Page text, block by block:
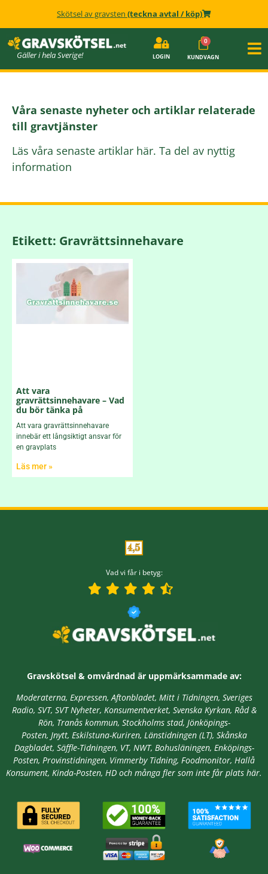
Skötsel av gravsten (teckna avtal / köp)
Gäller i hela Sverige! LOGIN KUNDVAGN
Våra senaste nyheter och artiklar relaterade
till gravtjänster
Läs våra senaste artiklar här. Ta del av nyttig
information
Etikett: Gravrättsinnehavare
Att vara
gravrättsinnehavare – Vad
du bör tänka på
Att vara gravrättsinnehavare
innebär ett långsiktigt ansvar för
en gravplats
Läs mer »
Vad vi får i betyg:
Gravskötsel & omvårdnad är uppmärksammade av:
Moderaterna, Expressen, Aftonbladet, Mitt i Tidningen, Sveriges
Radio, SVT, SVT Nyheter, Konsumentverket, Svenska Kyrkan, Råd &
Rön, Tranås kommun, Stockholms stad, Jönköpings-
Posten, Jnytt, Eskilstuna-Kuriren, Länstidningen (LT), Skånska
Dagbladet, Säffle-Tidningen, VT, NWT, Bohusläningen, Enköpings-
Posten, Provinstidningen, Vimmerby Tidning, Foodmonitor, Hallå
Konsument, Kinda-Posten, HD och många fler som inte får plats här.